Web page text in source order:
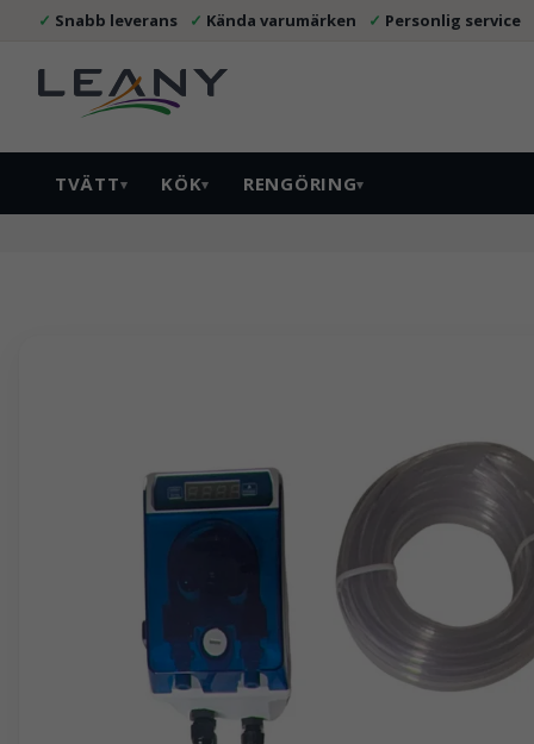
Snabb leverans Kända varumärken Personlig service
TVÄTT▾ KÖK▾ RENGÖRING▾